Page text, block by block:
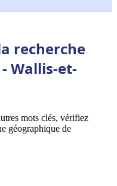
recherche
Wallis-et-
mots clés, vérifiez
géographique de